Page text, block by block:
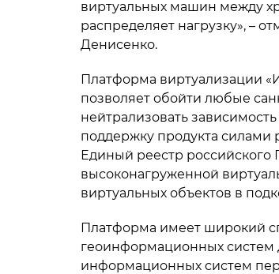
виртуальных машин между
распределяет нагрузку», –
Денисенко.
Платформа виртуализации
позволяет обойти любые
нейтрализовать
поддержку продукта силами
Единый реестр российского
высоконагруженной
виртуальных объектов в
Платформа имеет широкий
геоинформационных систем
информационных систем